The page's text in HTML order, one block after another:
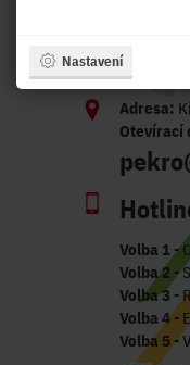
Adresa:
Otevírací
Volba 1-
Volba 2 -
Volba 3 -
Volba 4-
Volba 5-
Nastavení